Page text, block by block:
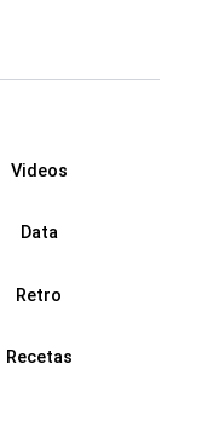
Videos
Data
Retro
Recetas